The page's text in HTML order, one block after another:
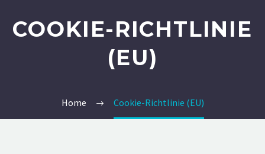
COOKIE-RICHTLINIE
(EU)
Home Cookie-Richtlinie (EU)